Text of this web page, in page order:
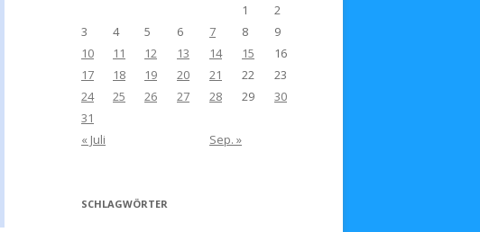
1
2
3
4 5 6 7 8
9
10
11 12 13 14 15
16
17
18 19 20 21 22
23
24
25 26 27 28 29
30
31
« Juli
Sep. »
SCHLAGWÖRTER